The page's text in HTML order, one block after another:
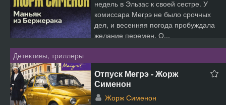
недель в Эльзас к своей сестре. У
комиссара Мегрэ не было срочных
дел, и весенняя погода пробуждала
желание перемен. О...
Детективы, триллеры
Отпуск Мегрэ - Жорж
Сименон
Жорж Сименон